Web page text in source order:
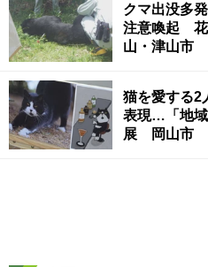
クマ出没多
注意喚起
山・津山市
猫を愛する2
表現…「地域
展 岡山市